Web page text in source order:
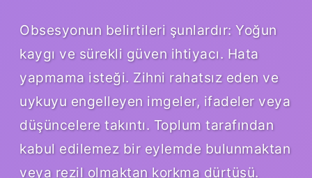
Obsesyonun belirtileri şunlardır: Yoğun
kaygı ve sürekli güven ihtiyacı. Hata
yapmama isteği. Zihni rahatsız eden ve
uykuyu engelleyen imgeler, ifadeler veya
düşüncelere takıntı. Toplum tarafından
kabul edilemez bir eylemde bulunmaktan
veya rezil olmaktan korkma dürtüsü.